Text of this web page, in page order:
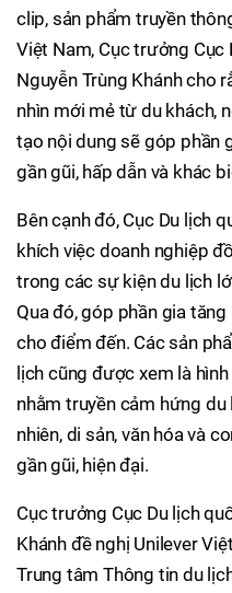
clip, sản phẩm truyền
Việt Nam, Cục trưởng Cục
Nguyễn Trùng Khánh cho
nhìn mới mẻ từ du khách,
tạo nội dung sẽ góp phần
gần gũi, hấp dẫn và khác
Bên cạnh đó, Cục Du lịch
khích việc doanh nghiệp
trong các sự kiện du lịch
Qua đó, góp phần gia
cho điểm đến. Các sản
lịch cũng được xem là
nhằm truyền cảm hứng
nhiên, di sản, văn hóa và
gần gũi, hiện đại.
Cục trưởng Cục Du lịch
Khánh đề nghị Unilever
Trung tâm Thông tin du